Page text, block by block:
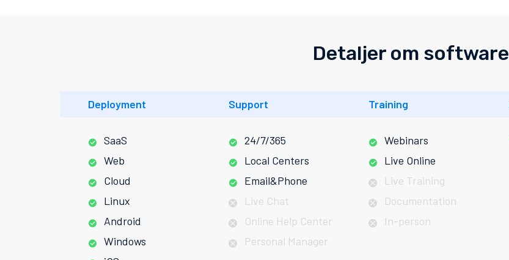
Detaljer om software
Deployment
SaaS
Web
Cloud
Linux
Android
Windows
Support
24/7/365
Local Centers
Email&Phone
Live Chat
Online Help Center
Personal Manager
Training
Webinars
Live Online
Live Training
Documentation
In-person